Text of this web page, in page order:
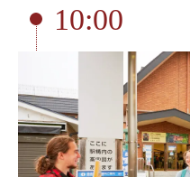
周边观光景点列表
嵯峨地区
保津峡地区
龟冈地区
10:00